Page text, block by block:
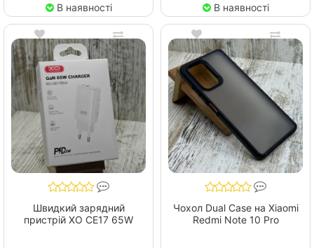
В наявності В наявності
Швидкий зарядний
пристрій ХО СЕ17 65W
Чохол Dual Case на Xiaomi
Redmi Note 10 Pro